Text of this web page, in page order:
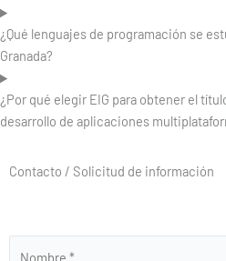
¿Qué lenguajes de programación se
Granada?
¿Por qué elegir EIG para obtener el
desarrollo de aplicaciones
Contacto / Solicitud de información